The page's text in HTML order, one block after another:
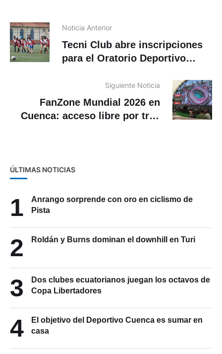
Noticia Anterior
Tecni Club abre inscripciones
para el Oratorio Deportivo
Siguiente Noticia
FanZone Mundial 2026 en
Cuenca: acceso libre por tres
ÚLTIMAS NOTICIAS
1
Anrango sorprende con oro en ciclismo de
Pista
2 Roldán y Burns dominan el downhill en Turi
3
Dos clubes ecuatorianos juegan los octavos de
Copa Libertadores
4
El objetivo del Deportivo Cuenca es sumar en
casa